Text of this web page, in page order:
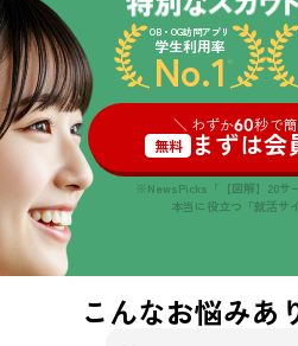
OB・OG訪問アプリ
学生利用率
No.1 ※
＼ わずか60秒で
無料
まずは会
※NewsPicks「【図解】20サ
本当に役立つ「就活サ
こんなお悩みあ